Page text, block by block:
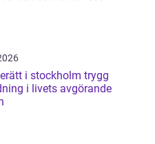
i stockholm trygg
i livets avgörande